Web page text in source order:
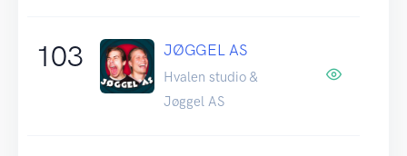
103 JØGGEL AS
Hvalen studio &
Jøggel AS